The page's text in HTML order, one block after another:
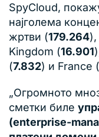
SpyCloud,
најголема
жртви (179.264),
Kingdom (16.901
(7.832) и France (
„Огромното
сметки биле
(enterprise-